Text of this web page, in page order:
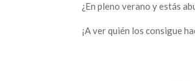
¿En pleno verano y estás
¡A ver quién los consigue